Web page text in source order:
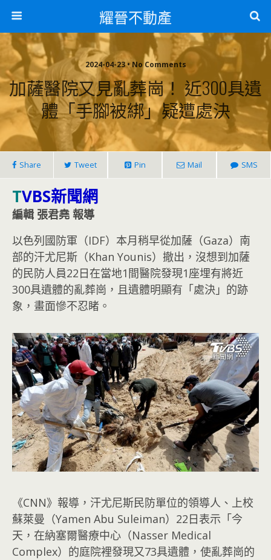
耀晉不動產
2024-04-23 • No Comments
加薩醫院又見亂葬崗！ 近300具遺
體「手腳被綁」疑遭處決
Share Tweet Pin Mail SMS
TVBS新聞網
編輯 張君堯 報導
以色列國防軍（IDF）本月稍早從加薩（Gaza）南
部的汗尤尼斯（Khan Younis）撤出，沒想到加薩
的民防人員22日在當地1間醫院發現1座埋有將近
300具遺體的亂葬崗，且遺體明顯有「處決」的跡
象，畫面慘不忍睹。
《CNN》報導，汗尤尼斯民防單位的領導人、上校
蘇萊曼（Yamen Abu Suleiman）22日表示「今
天，在納塞爾醫療中心（Nasser Medical
Complex）的庭院裡發現又73具遺體，使亂葬崗的